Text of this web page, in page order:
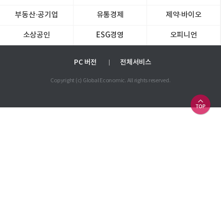
부동산·공기업 유통경제 제약∙바이오
소상공인 ESG경영 오피니언
PC 버전 전체서비스
Copyright (c) Global Economic. All rights reserved.